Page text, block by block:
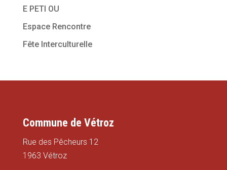
E PETI OU
Espace Rencontre
Fête Interculturelle
Commune de Vétroz
Rue des Pêcheurs 12
1963 Vétroz